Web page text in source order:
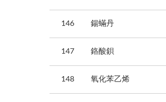
146 鍚蟎丹
147 鉻酸鋇
148 氧化苯乙烯